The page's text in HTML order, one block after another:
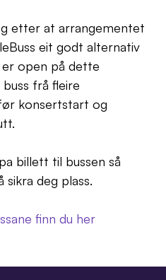
etter at arrangementet
eit godt alternativ
open på dette
frå fleire
konsertstart og
billett til bussen så
deg plass.
finn du her